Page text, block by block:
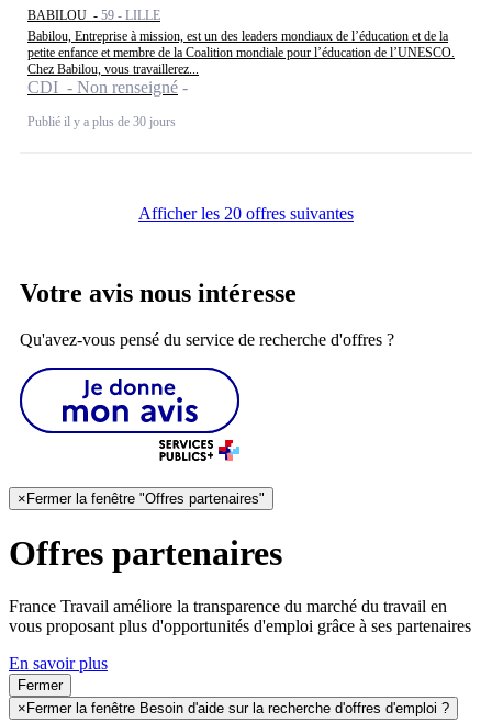
BABILOU - 59 - LILLE
Babilou, Entreprise à mission, est un des leaders mondiaux de l’éducation et de la
petite enfance et membre de la Coalition mondiale pour l’éducation de l’UNESCO.
Chez Babilou, vous travaillerez...
CDI - Non renseigné
Publié il y a plus de 30 jours
Afficher les 20 offres suivantes
Votre avis nous intéresse
Qu'avez-vous pensé du service de recherche d'offres ?
×Fermer la fenêtre "Offres partenaires"
Offres partenaires
France Travail améliore la transparence du marché du travail en
vous proposant plus d'opportunités d'emploi grâce à ses partenaires
En savoir plus
Fermer
× Fermer la fenêtre Besoin d'aide sur la recherche d'offres d'emploi ?